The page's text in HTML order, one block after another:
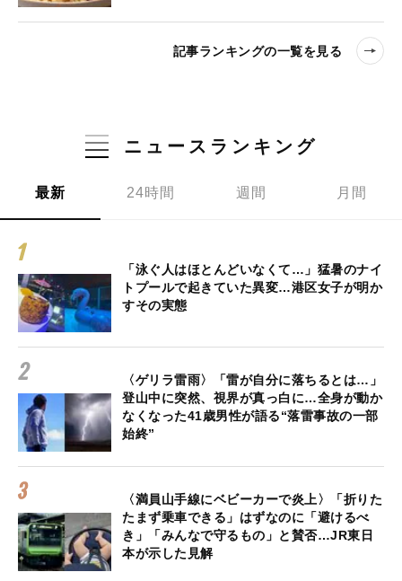
記事ランキングの一覧を見る
ニュースランキング
最新 24時間 週間 月間
「泳ぐ人はほとんどいなくて…」猛暑のナイ
トプールで起きていた異変…港区女子が明か
すその実態
〈ゲリラ雷雨〉「雷が自分に落ちるとは…」
登山中に突然、視界が真っ白に…全身が動か
なくなった41歳男性が語る“落雷事故の一部
始終”
〈満員山手線にベビーカーで炎上〉「折りた
たまず乗車できる」はずなのに「避けるべ
き」「みんなで守るもの」と賛否…JR東日
本が示した見解